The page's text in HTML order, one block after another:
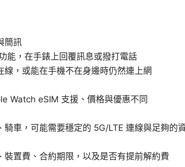
簡訊
能，在手錶上回覆訊息或撥打電話
線，或能在手機不在身邊時仍然連上網
Watch eSIM 支援、價格與優惠不同
騎車，可能需要穩定的 5G/LTE 連線與足夠的
裝置費、合約期限，以及是否有提前解約費